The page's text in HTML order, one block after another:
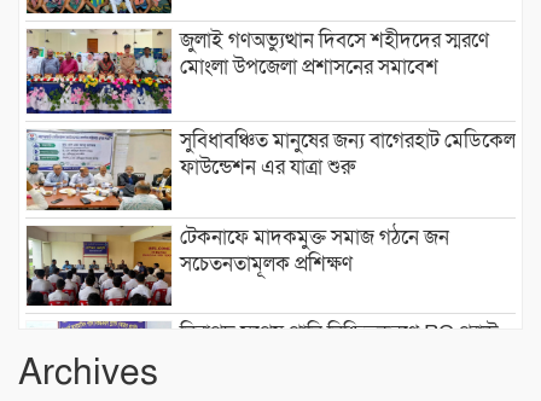
জুলাই গণঅভ্যুত্থান দিবসে শহীদদের স্মরণে
মোংলা উপজেলা প্রশাসনের সমাবেশ
সুবিধাবঞ্চিত মানুষের জন্য বাগেরহাট মেডিকেল
ফাউন্ডেশন এর যাত্রা শুরু
টেকনাফে মাদকমুক্ত সমাজ গঠনে জন
সচেতনতামূলক প্রশিক্ষণ
নিরাপদ সুপেয় পানি নিশ্চিতকরণে RO প্ল্যান্ট
Archives